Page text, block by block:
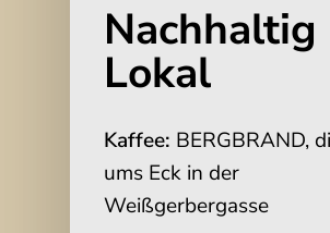
Nachhaltig
Lokal
Kaffee: BERGBRAND,
ums Eck in der
Weißgerbergasse